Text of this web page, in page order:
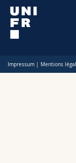
Impressum | Mentions